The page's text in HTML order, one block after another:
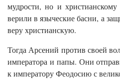
мудрости, но и
верили в языческие басни, а
веру христианскую.
Тогда Арсений против своей
императора и папы. Они
к императору Феодосию с